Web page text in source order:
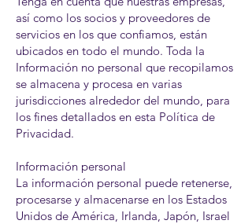
así como los socios y proveedores de
servicios en los que confiamos, están
ubicados en todo el mundo. Toda la
Información no personal que recopilamos
se almacena y procesa en varias
jurisdicciones alrededor del mundo, para
los fines detallados en esta Política de
Privacidad.
Información personal
La información personal puede retenerse,
procesarse y almacenarse en los Estados
Unidos de América, Irlanda, Japón, Israel